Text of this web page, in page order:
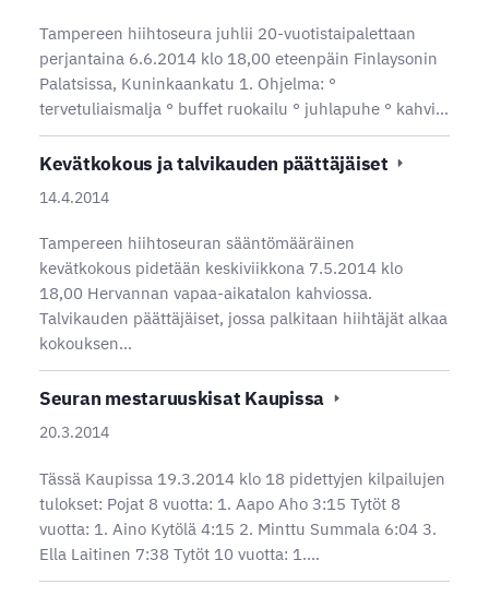
Tampereen hiihtoseura juhlii 20-vuotistaipalettaan
perjantaina 6.6.2014 klo 18,00 eteenpäin Finlaysonin
Palatsissa, Kuninkaankatu 1. Ohjelma: °
tervetuliaismalja ° buffet ruokailu ° juhlapuhe ° kahvi…
Kevätkokous ja talvikauden päättäjäiset
14.4.2014
Tampereen hiihtoseuran sääntömääräinen
kevätkokous pidetään keskiviikkona 7.5.2014 klo
18,00 Hervannan vapaa-aikatalon kahviossa.
Talvikauden päättäjäiset, jossa palkitaan hiihtäjät alkaa
kokouksen…
Seuran mestaruuskisat Kaupissa
20.3.2014
Tässä Kaupissa 19.3.2014 klo 18 pidettyjen kilpailujen
tulokset: Pojat 8 vuotta: 1. Aapo Aho 3:15 Tytöt 8
vuotta: 1. Aino Kytölä 4:15 2. Minttu Summala 6:04 3.
Ella Laitinen 7:38 Tytöt 10 vuotta: 1.…